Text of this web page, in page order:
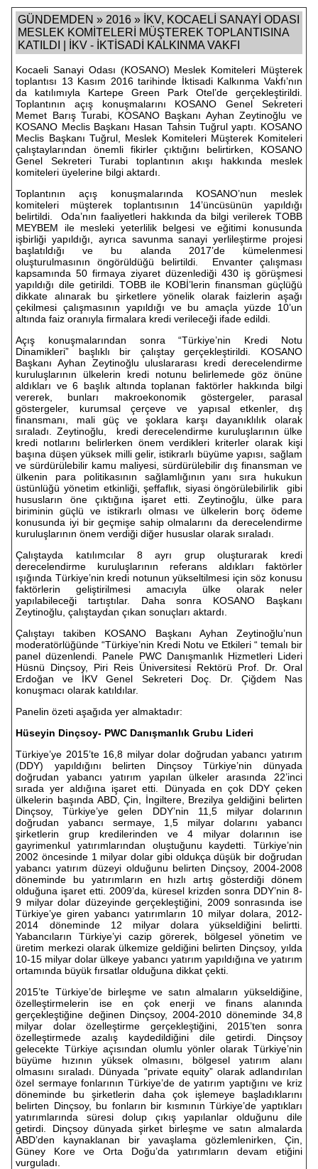
GÜNDEMDEN » 2016 » İKV, KOCAELİ SANAYİ ODASI
MESLEK KOMİTELERİ MÜŞTEREK TOPLANTISINA
KATILDI | İKV - İKTİSADİ KALKINMA VAKFI
Kocaeli Sanayi Odası (KOSANO) Meslek Komiteleri Müşterek
toplantısı 13 Kasım 2016 tarihinde İktisadi Kalkınma Vakfı’nın
da katılımıyla Kartepe Green Park Otel’de gerçekleştirildi.
Toplantının açış konuşmalarını KOSANO Genel Sekreteri
Memet Barış Turabi, KOSANO Başkanı Ayhan Zeytinoğlu ve
KOSANO Meclis Başkanı Hasan Tahsin Tuğrul yaptı. KOSANO
Meclis Başkanı Tuğrul, Meslek Komiteleri Müşterek Komiteleri
çalıştaylarından önemli fikirler çıktığını belirtirken, KOSANO
Genel Sekreteri Turabi toplantının akışı hakkında meslek
komiteleri üyelerine bilgi aktardı.
Toplantının açış konuşmalarında KOSANO’nun meslek
komiteleri müşterek toplantısının 14’üncüsünün yapıldığı
belirtildi. Oda’nın faaliyetleri hakkında da bilgi verilerek TOBB
MEYBEM ile mesleki yeterlilik belgesi ve eğitimi konusunda
işbirliği yapıldığı, ayrıca savunma sanayi yerlileştirme projesi
başlatıldığı ve bu alanda 2017’de kümelenmesi
oluşturulmasının öngörüldüğü belirtildi. Envanter çalışması
kapsamında 50 firmaya ziyaret düzenlediği 430 iş görüşmesi
yapıldığı dile getirildi. TOBB ile KOBİ’lerin finansman güçlüğü
dikkate alınarak bu şirketlere yönelik olarak faizlerin aşağı
çekilmesi çalışmasının yapıldığı ve bu amaçla yüzde 10’un
altında faiz oranıyla firmalara kredi verileceği ifade edildi.
Açış konuşmalarından sonra “Türkiye’nin Kredi Notu
Dinamikleri” başlıklı bir çalıştay gerçekleştirildi. KOSANO
Başkanı Ayhan Zeytinoğlu uluslararası kredi derecelendirme
kuruluşlarının ülkelerin kredi notunu belirlemede göz önüne
aldıkları ve 6 başlık altında toplanan faktörler hakkında bilgi
vererek, bunları makroekonomik göstergeler, parasal
göstergeler, kurumsal çerçeve ve yapısal etkenler, dış
finansmanı, mali güç ve şoklara karşı dayanıklılık olarak
sıraladı. Zeytinoğlu, kredi derecelendirme kuruluşlarının ülke
kredi notlarını belirlerken önem verdikleri kriterler olarak kişi
başına düşen yüksek milli gelir, istikrarlı büyüme yapısı, sağlam
ve sürdürülebilir kamu maliyesi, sürdürülebilir dış finansman ve
ülkenin para politikasının sağlamlığının yanı sıra hukukun
üstünlüğü yönetim etkinliği, şeffaflık, siyasi öngörülebilirlik gibi
hususların öne çıktığına işaret etti. Zeytinoğlu, ülke para
biriminin güçlü ve istikrarlı olması ve ülkelerin borç ödeme
konusunda iyi bir geçmişe sahip olmalarını da derecelendirme
kuruluşlarının önem verdiği diğer hususlar olarak sıraladı.
Çalıştayda katılımcılar 8 ayrı grup oluşturarak kredi
derecelendirme kuruluşlarının referans aldıkları faktörler
ışığında Türkiye’nin kredi notunun yükseltilmesi için söz konusu
faktörlerin geliştirilmesi amacıyla ülke olarak neler
yapılabileceği tartıştılar. Daha sonra KOSANO Başkanı
Zeytinoğlu, çalıştaydan çıkan sonuçları aktardı.
Çalıştayı takiben KOSANO Başkanı Ayhan Zeytinoğlu’nun
moderatörlüğünde “Türkiye’nin Kredi Notu ve Etkileri “ temalı bir
panel düzenlendi. Panele PWC Danışmanlık Hizmetleri Lideri
Hüsnü Dinçsoy, Piri Reis Üniversitesi Rektörü Prof. Dr. Oral
Erdoğan ve İKV Genel Sekreteri Doç. Dr. Çiğdem Nas
konuşmacı olarak katıldılar.
Panelin özeti aşağıda yer almaktadır:
Hüseyin Dinçsoy- PWC Danışmanlık Grubu Lideri
Türkiye’ye 2015’te 16,8 milyar dolar doğrudan yabancı yatırım
(DDY) yapıldığını belirten Dinçsoy Türkiye’nin dünyada
doğrudan yabancı yatırım yapılan ülkeler arasında 22’inci
sırada yer aldığına işaret etti. Dünyada en çok DDY çeken
ülkelerin başında ABD, Çin, İngiltere, Brezilya geldiğini belirten
Dinçsoy, Türkiye’ye gelen DDY’nin 11,5 milyar dolarının
doğrudan yabancı sermaye, 1,5 milyar dolarını yabancı
şirketlerin grup kredilerinden ve 4 milyar dolarının ise
gayrimenkul yatırımlarından oluştuğunu kaydetti. Türkiye’nin
2002 öncesinde 1 milyar dolar gibi oldukça düşük bir doğrudan
yabancı yatırım düzeyi olduğunu belirten Dinçsoy, 2004-2008
döneminde bu yatırımların en hızlı artış gösterdiği dönem
olduğuna işaret etti. 2009’da, küresel krizden sonra DDY’nin 8-
9 milyar dolar düzeyinde gerçekleştiğini, 2009 sonrasında ise
Türkiye’ye giren yabancı yatırımların 10 milyar dolara, 2012-
2014 döneminde 12 milyar dolara yükseldiğini belirtti.
Yabancıların Türkiye’yi cazip görerek, bölgesel yönetim ve
üretim merkezi olarak ülkemize geldiğini belirten Dinçsoy, yılda
10-15 milyar dolar ülkeye yabancı yatırım yapıldığına ve yatırım
ortamında büyük fırsatlar olduğuna dikkat çekti.
2015’te Türkiye’de birleşme ve satın almaların yükseldiğine,
özelleştirmelerin ise en çok enerji ve finans alanında
gerçekleştiğine değinen Dinçsoy, 2004-2010 döneminde 34,8
milyar dolar özelleştirme gerçekleştiğini, 2015’ten sonra
özelleştirmede azalış kaydedildiğini dile getirdi. Dinçsoy
gelecekte Türkiye açısından olumlu yönler olarak Türkiye’nin
büyüme hızının yüksek olmasını, bölgesel yatırım alanı
olmasını sıraladı. Dünyada “private equity” olarak adlandırılan
özel sermaye fonlarının Türkiye’de de yatırım yaptığını ve kriz
döneminde bu şirketlerin daha çok işlemeye başladıklarını
belirten Dinçsoy, bu fonların bir kısmının Türkiye’de yaptıkları
yatırımlarında süresi dolup çıkış yapılanlar olduğunu dile
getirdi. Dinçsoy dünyada şirket birleşme ve satın almalarda
ABD’den kaynaklanan bir yavaşlama gözlemlenirken, Çin,
Güney Kore ve Orta Doğu’da yatırımların devam etiğini
vurguladı.